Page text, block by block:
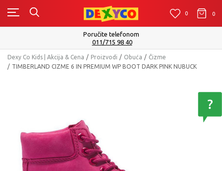
0 0 0
Poručite telefonom
011/715 98 40
Dexy Co Kids | Akcija & Cena Proizvodi Obuća
Čizme
TIMBERLAND CIZME 6 IN PREMIUM WP BOOT DARK PINK NUBUCK